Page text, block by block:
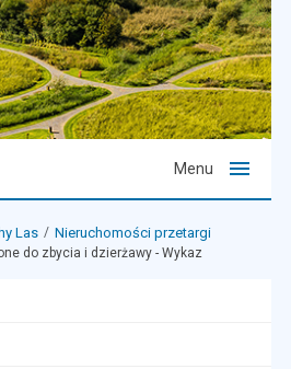
Menu
Las Nieruchomości przetargi
do zbycia i dzierżawy - Wykaz